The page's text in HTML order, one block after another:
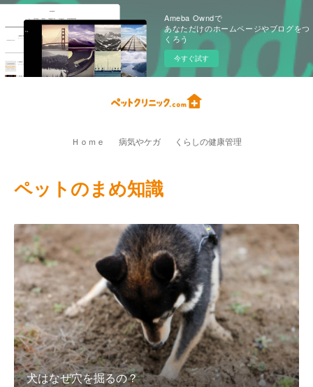
Ameba Owndで
あなただけのホームページやブログをつ
くろう
今すぐ試す
Ｈｏｍｅ 病気やケガ くらしの健康管理
ペットのまめ知識
犬はなぜ穴を掘るの？